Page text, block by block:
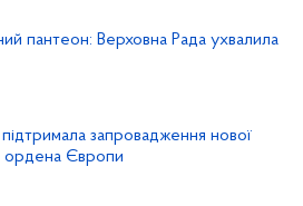
пантеон: Верховна Рада ухвалила
запровадження нової
ордена Європи